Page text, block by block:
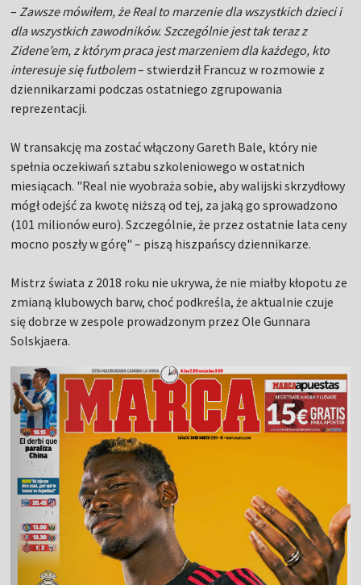
– Zawsze mówiłem, że Real to marzenie dla wszystkich dzieci i
dla wszystkich zawodników. Szczególnie jest tak teraz z
Zidene’em, z którym praca jest marzeniem dla każdego, kto
interesuje się futbolem– stwierdził Francuz w rozmowie z
dziennikarzami podczas ostatniego zgrupowania
reprezentacji.
W transakcję ma zostać włączony Gareth Bale, który nie
spełnia oczekiwań sztabu szkoleniowego w ostatnich
miesiącach. "Real nie wyobraża sobie, aby walijski skrzydłowy
mógł odejść za kwotę niższą od tej, za jaką go sprowadzono
(101 milionów euro). Szczególnie, że przez ostatnie lata ceny
mocno poszły w górę" – piszą hiszpańscy dziennikarze.
Mistrz świata z 2018 roku nie ukrywa, że nie miałby kłopotu ze
zmianą klubowych barw, choć podkreśla, że aktualnie czuje
się dobrze w zespole prowadzonym przez Ole Gunnara
Solskjaera.